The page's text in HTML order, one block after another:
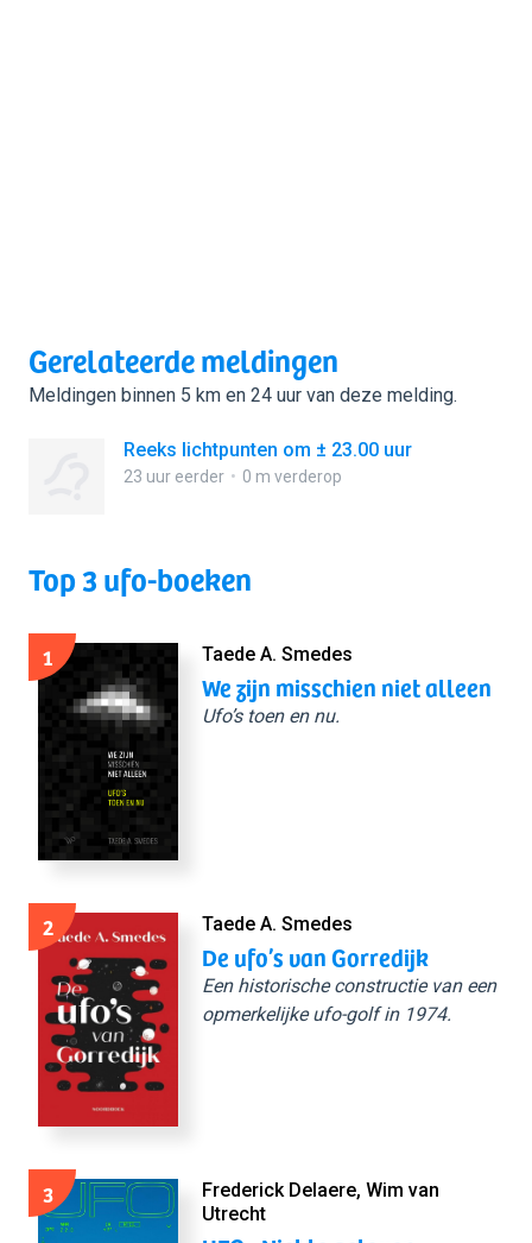
Gerelateerde meldingen
Meldingen binnen 5 km en 24 uur van deze melding.
Reeks lichtpunten om ± 23.00 uur
23 uur eerder 0 m verderop
Top 3 ufo-boeken
1 Taede A. Smedes
We zijn misschien niet alleen
Ufo’s toen en nu.
2 Taede A. Smedes
De ufo’s van Gorredijk
Een historische constructie van een
opmerkelijke ufo-golf in 1974.
3
Frederick Delaere, Wim van
Utrecht